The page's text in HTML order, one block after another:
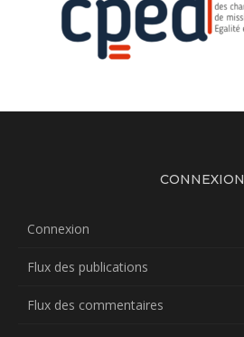
CONNEXION
Connexion
Flux des publications
Flux des commentaires